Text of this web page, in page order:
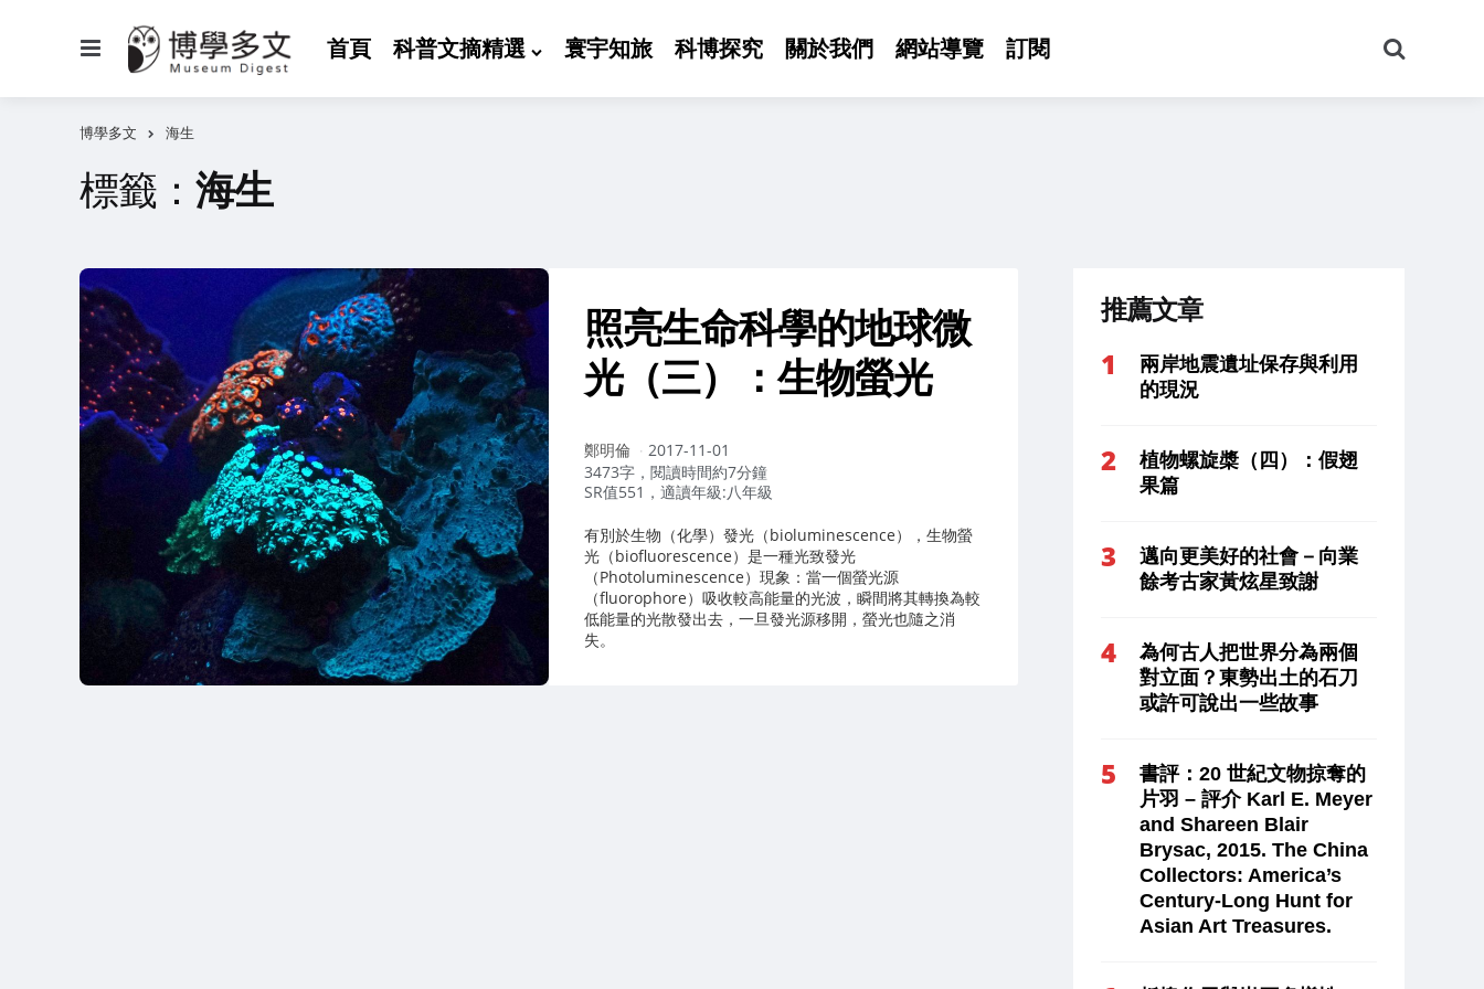
首頁 科普文摘精選 寰宇知旅 科博探究 關於我們 網站導覽 訂閱
尋
博學多文 海生
標籤： 海生
照亮生命科學的地球微
光（三）：生物螢光
作
者：
鄭明倫
2017-11-01
3473字，閱讀時間約7分鐘
SR值551，適讀年級:八年級
有別於生物（化學）發光（bioluminescence），生物螢
光（biofluorescence）是一種光致發光
（Photoluminescence）現象：當一個螢光源
（fluorophore）吸收較高能量的光波，瞬間將其轉換為較
低能量的光散發出去，一旦發光源移開，螢光也隨之消
失。
推薦文章
兩岸地震遺址保存與利用
的現況
植物螺旋槳（四）：假翅
果篇
邁向更美好的社會－向業
餘考古家黃炫星致謝
為何古人把世界分為兩個
對立面？東勢出土的石刀
或許可說出一些故事
書評：20 世紀文物掠奪的
片羽 – 評介 Karl E. Meyer
and Shareen Blair
Brysac, 2015. The China
Collectors: America’s
Century-Long Hunt for
Asian Art Treasures.